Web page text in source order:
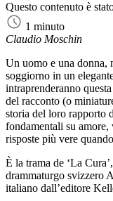
Questo contenuto è
1 minuto
Claudio Moschin
Un uomo e una donna,
soggiorno in un
intraprenderanno
del racconto (o
storia del loro rapporto
fondamentali su
risposte più vere
È la trama de ‘La
drammaturgo svizzero
italiano dall’editore